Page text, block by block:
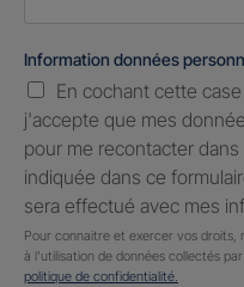
Information données
En cochant cette
j'accepte que mes
pour me recontacter
indiquée dans ce
sera effectué avec mes
Pour connaitre et exercer vos
à l'utilisation de données collectés
politique de confidentialité.